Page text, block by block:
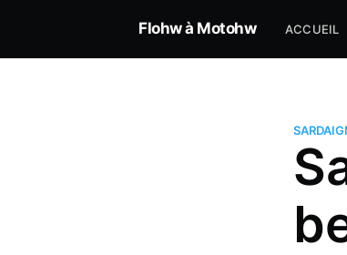
Flohw à Motohw ACCUEIL